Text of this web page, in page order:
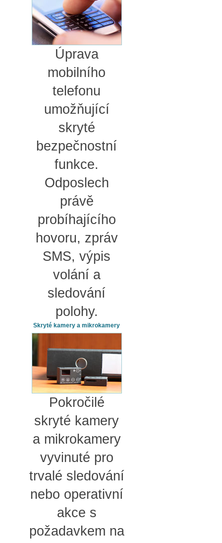
Úprava
mobilního
telefonu
umožňující
skryté
bezpečnostní
funkce.
Odposlech
právě
probíhajícího
hovoru, zpráv
SMS, výpis
volání a
sledování
polohy.
Skryté kamery a mikrokamery
Pokročilé
skryté kamery
a mikrokamery
vyvinuté pro
trvalé sledování
nebo operativní
akce s
požadavkem na